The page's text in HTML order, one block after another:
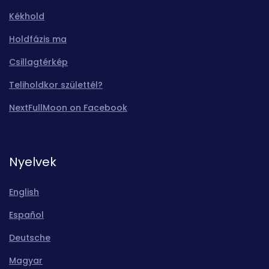
Kékhold
Holdfázis ma
Csillagtérkép
Teliholdkor születtél?
NextFullMoon on Facebook
Nyelvek
English
Español
Deutsche
Magyar